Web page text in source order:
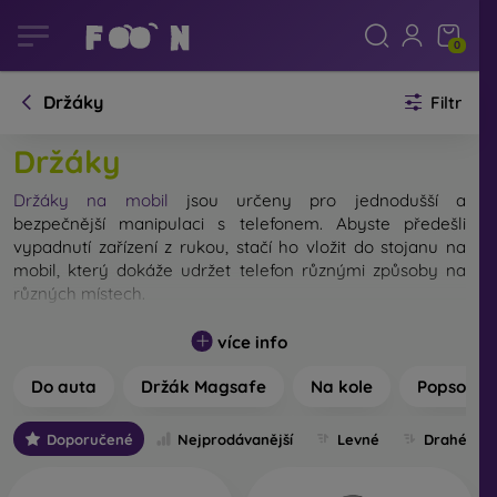
0
Držáky Filtr
Držáky
Držáky na mobil jsou určeny pro jednodušší a
bezpečnější manipulaci s telefonem. Abyste předešli
vypadnutí zařízení z rukou, stačí ho vložit do stojanu na
mobil, který dokáže udržet telefon různými způsoby na
různých místech.
jsou většinou univerzální. Díky
nastavitelným úchytům si je můžete přizpůsobit na svůj
konkrétní model telefonu. Rozlišujeme několik různých
držáky na mobil do auta, držáky na mobil na kolo nebo
motorku, stolní držáky na mobil, popsockety nebo selfie
více info
Do auta Držák Magsafe Na kole
Doporučené Nejprodávanější Levné Drahé